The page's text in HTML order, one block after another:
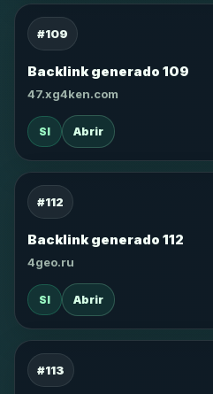
#109
Backlink generado 109
47.xg4ken.com
SI Abrir
#112
Backlink generado 112
4geo.ru
SI Abrir
#113